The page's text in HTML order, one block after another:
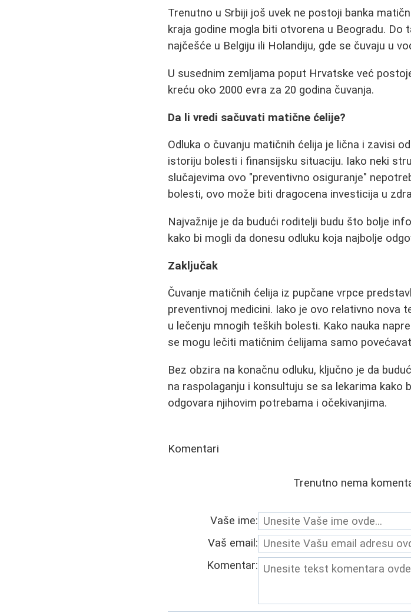
Trenutno u Srbiji još uvek ne postoji banka
kraja godine mogla biti otvorena u Beogradu.
najčešće u Belgiju ili Holandiju, gde se čuvaju u
U susednim zemljama poput Hrvatske već
kreću oko 2000 evra za 20 godina čuvanja.
Da li vredi sačuvati matične ćelije?
Odluka o čuvanju matičnih ćelija je lična i zavisi
istoriju bolesti i finansijsku situaciju. Iako neki
slučajevima ovo "preventivno osiguranje"
bolesti, ovo može biti dragocena investicija u
Najvažnije je da budući roditelji budu što bolje
kako bi mogli da donesu odluku koja najbolje
Zaključak
Čuvanje matičnih ćelija iz pupčane vrpce
preventivnoj medicini. Iako je ovo relativno nova
u lečenju mnogih teških bolesti. Kako nauka
se mogu lečiti matičnim ćelijama samo
Bez obzira na konačnu odluku, ključno je da
na raspolaganju i konsultuju se sa lekarima kako
odgovara njihovim potrebama i očekivanjima.
Komentari
Trenutno nema
Vaše ime:
Vaš email:
Komentar: